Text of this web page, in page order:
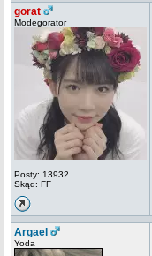
gorat
Modegorator
Posty: 13932
Skąd: FF
Argael
Yoda